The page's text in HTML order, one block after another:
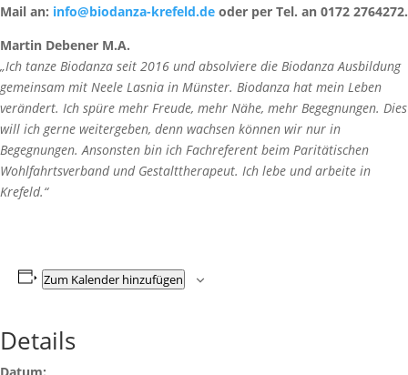
Mail an: info@biodanza-krefeld.de oder per Tel. an 0172 2764272.
Martin Debener M.A.
„Ich tanze Biodanza seit 2016 und absolviere die Biodanza Ausbildung
gemeinsam mit Neele Lasnia in Münster. Biodanza hat mein Leben
verändert. Ich spüre mehr Freude, mehr Nähe, mehr Begegnungen. Dies
will ich gerne weitergeben, denn wachsen können wir nur in
Begegnungen. Ansonsten bin ich Fachreferent beim Paritätischen
Wohlfahrtsverband und Gestalttherapeut. Ich lebe und arbeite in
Krefeld.“
Zum Kalender hinzufügen
Details